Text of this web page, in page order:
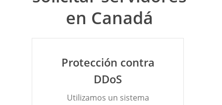
en Canadá
Protección contra
DDoS
Utilizamos un sistema